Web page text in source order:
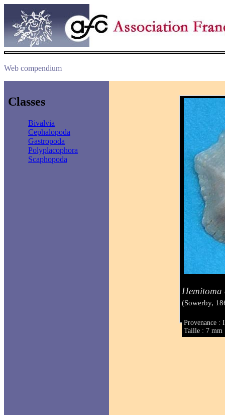
Web compendium
Classes
Bivalvia
Cephalopoda
Gastropoda
Polyplacophora
Scaphopoda
(Sowerby,
Provenance :
Taille : 7 mm